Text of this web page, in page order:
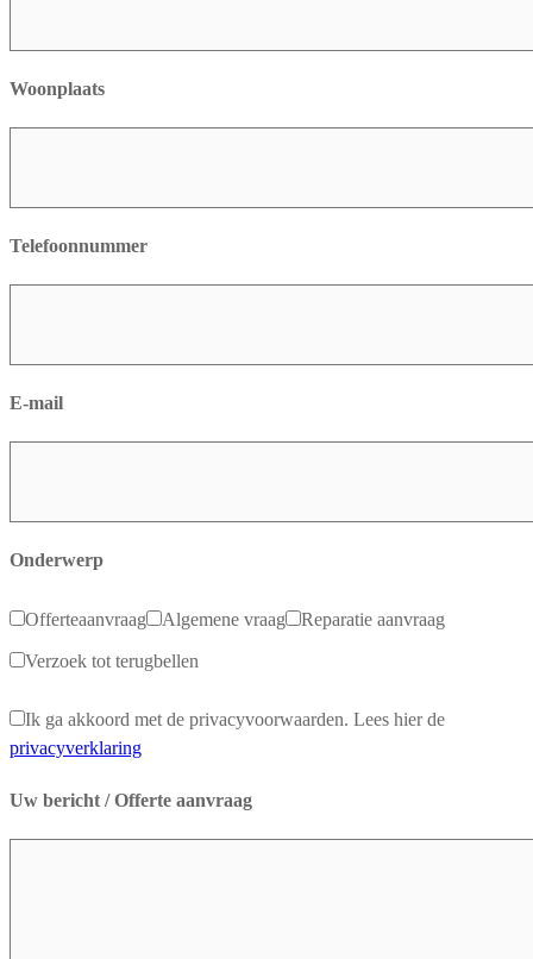
Woonplaats
Telefoonnummer
E-mail
Onderwerp
Offerteaanvraag Algemene vraag Reparatie aanvraag
Verzoek tot terugbellen
Ik ga akkoord met de privacyvoorwaarden. Lees hier de
privacyverklaring
Uw bericht / Offerte aanvraag